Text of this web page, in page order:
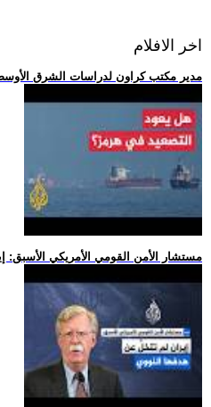
اخر الافلام
.. مدير مكتب كراون لدراسات الشرق
.. مستشار الأمن القومي الأمريكي